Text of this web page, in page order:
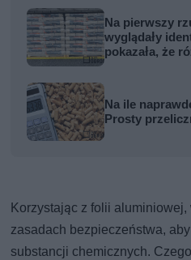
Na pierwszy
wyglądały
pokazała, że
Na ile
Prosty
Korzystając z folii aluminiowej,
zasadach bezpieczeństwa,
substancji chemicznych.